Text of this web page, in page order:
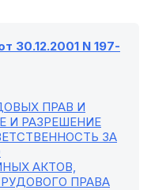
30.12.2001 N 197-
ПРАВ И
И РАЗРЕШЕНИЕ
ЗА
АКТОВ,
ПРАВА